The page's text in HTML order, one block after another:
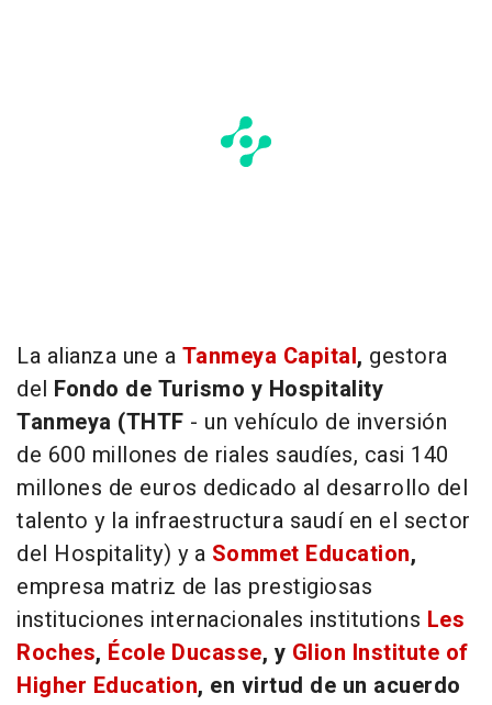
La alianza une a Tanmeya Capital, gestora
del Fondo de Turismo y Hospitality
Tanmeya (THTF - un vehículo de inversión
de 600 millones de riales saudíes, casi 140
millones de euros dedicado al desarrollo del
talento y la infraestructura saudí en el sector
del Hospitality) y a Sommet Education,
empresa matriz de las prestigiosas
instituciones internacionales institutions Les
Roches, École Ducasse, y Glion Institute of
Higher Education, en virtud de un acuerdo